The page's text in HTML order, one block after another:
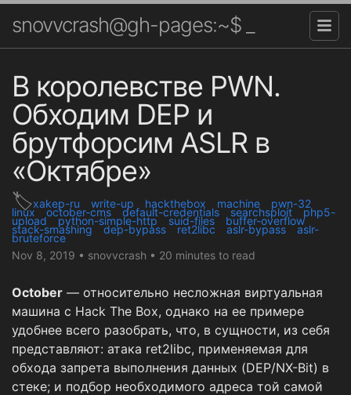
snovvcrash@gh-pages:~$ _
В королевстве PWN.
Обходим DEP и
брутфорсим ASLR в
«Октябре»
xakep-ru write-up hackthebox machine pwn-32
linux october-cms default-credentials searchsploit php5-
upload python-simple-http suid-files buffer-overflow
stack-smashing dep-bypass ret2libc aslr-bypass aslr-
bruteforce
Nov 8, 2019 • snovvcrash • 20 minutes to read
October — относительно несложная виртуальная
машина с Hack The Box, однако на ее примере
удобнее всего разобрать, что, в сущности, из себя
представляют: атака ret2libc, применяемая для
обхода запрета выполнения данных (DEP/NX-Bit) в
стеке; и подбор необходимого адреса той самой